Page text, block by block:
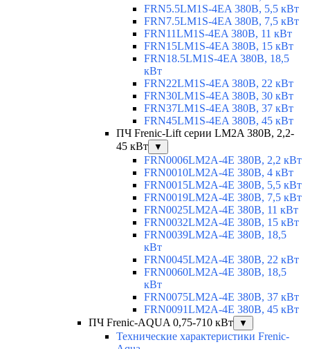
FRN5.5LM1S-4EA 380В, 5,5 кВт
FRN7.5LM1S-4EA 380В, 7,5 кВт
FRN11LM1S-4EA 380В, 11 кВт
FRN15LM1S-4EA 380В, 15 кВт
FRN18.5LM1S-4EA 380В, 18,5
кВт
FRN22LM1S-4EA 380В, 22 кВт
FRN30LM1S-4EA 380В, 30 кВт
FRN37LM1S-4EA 380В, 37 кВт
FRN45LM1S-4EA 380В, 45 кВт
ПЧ Frenic-Lift серии LM2A 380В, 2,2-
45 кВт
▼
FRN0006LM2A-4E 380В, 2,2 кВт
FRN0010LM2A-4E 380В, 4 кВт
FRN0015LM2A-4E 380В, 5,5 кВт
FRN0019LM2A-4E 380В, 7,5 кВт
FRN0025LM2A-4E 380В, 11 кВт
FRN0032LM2A-4E 380В, 15 кВт
FRN0039LM2A-4E 380В, 18,5
кВт
FRN0045LM2A-4E 380В, 22 кВт
FRN0060LM2A-4E 380В, 18,5
кВт
FRN0075LM2A-4E 380В, 37 кВт
FRN0091LM2A-4E 380В, 45 кВт
ПЧ Frenic-AQUA 0,75-710 кВт
▼
Технические характеристики Frenic-